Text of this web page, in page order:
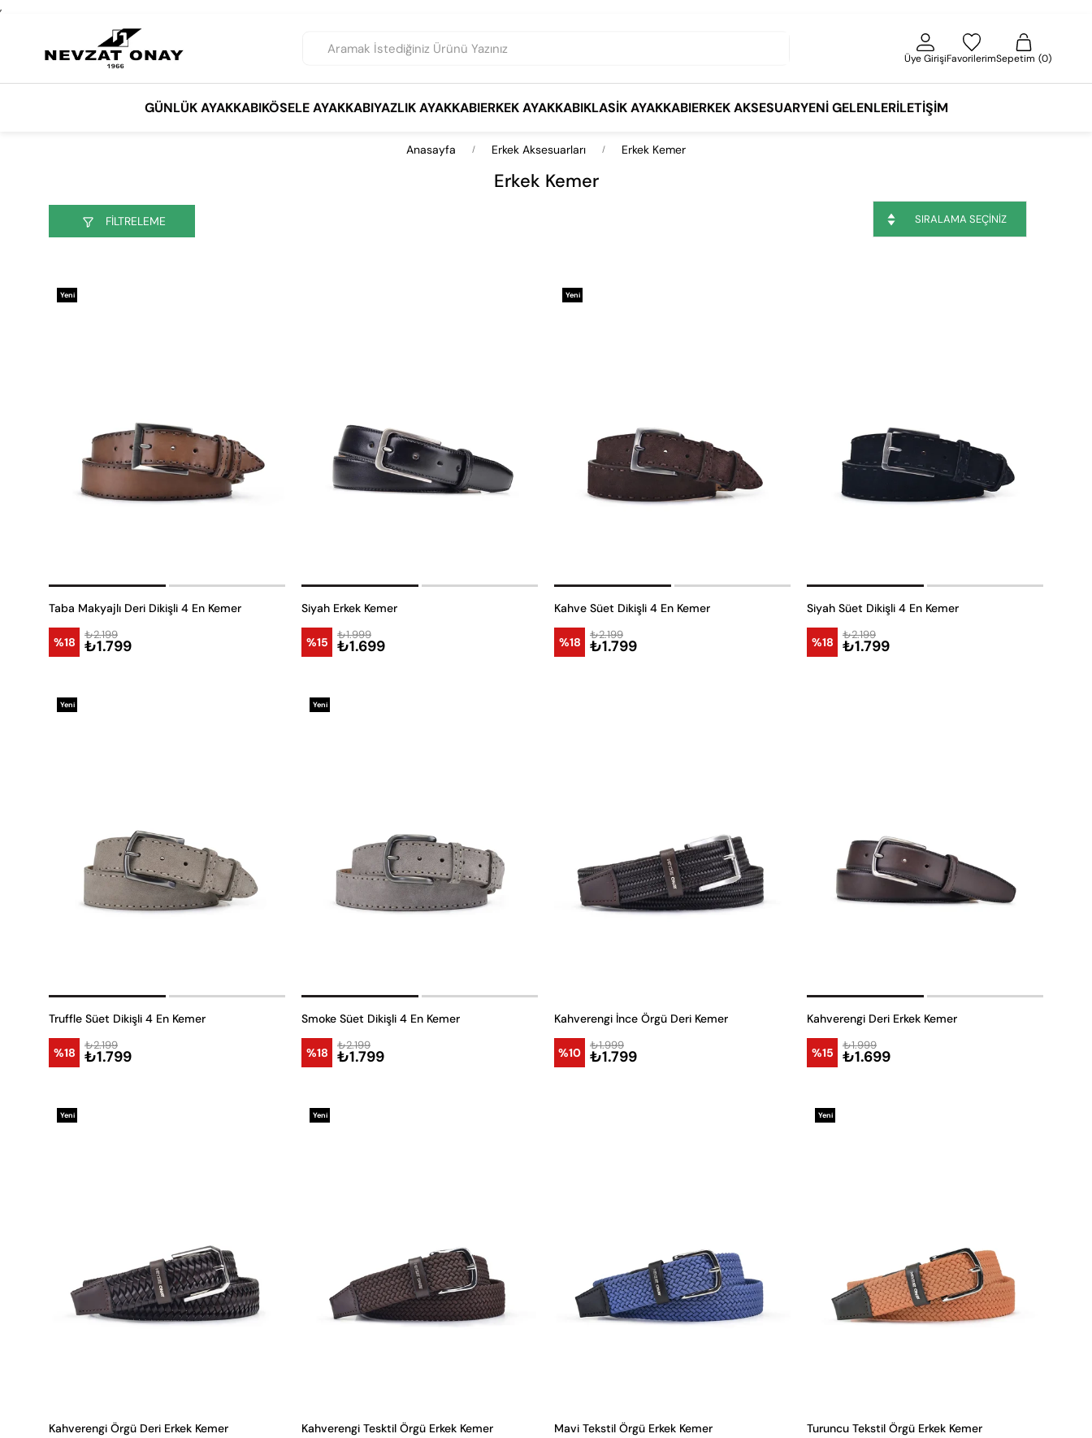
,
Üye GirişiFavorilerimSepetim 0
GÜNLÜK AYAKKABIKÖSELE AYAKKABIYAZLIK AYAKKABIERKEK AYAKKABIKLASIK AYAKKABIERKEK AKSESUARYENI GELENLERİLETIŞIM
Anasayfa Erkek Aksesuarları Erkek Kemer
Erkek Kemer
FILTRELEME
Taba Makyajlı Deri Dikişli 4 En Kemer
%18 ₺1.799
₺2.199
Yeni
Siyah Erkek Kemer
%15 ₺1.699
₺1.999
Kahve Süet Dikişli 4 En Kemer
%18 ₺1.799
₺2.199
Yeni
Siyah Süet Dikişli 4 En Kemer
%18 ₺1.799
₺2.199
Truffle Süet Dikişli 4 En Kemer
%18 ₺1.799
₺2.199
Yeni
Smoke Süet Dikişli 4 En Kemer
%18 ₺1.799
₺2.199
Yeni
Kahverengi İnce Örgü Deri Kemer
%10 ₺1.799
₺1.999
Kahverengi Deri Erkek Kemer
%15 ₺1.699
₺1.999
Kahverengi Örgü Deri Erkek Kemer
Yeni
Kahverengi Tesktil Örgü Erkek Kemer
Yeni
Mavi Tekstil Örgü Erkek Kemer Turuncu Tekstil Örgü Erkek Kemer
Yeni